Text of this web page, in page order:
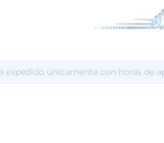
expedido únicamente con horas de